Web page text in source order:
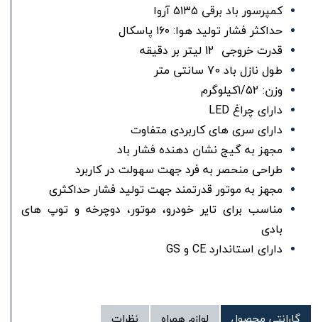
کمپرسور باد برقی ۵۱۳۵ آروا
حداکثر فشار تولید هوا: ۱۶۰ پاسکال
قدرت خروجی 12 لیتر بر دقیقه
طول نازل باد 70 سانتی متر
وزن: 1/52کیلوگرم
دارای چراغ LED
دارای سری های کاربردی متفاوت
مجهز به گیج نشان دهنده فشار باد
طراحی منحصر به فرد جهت سهولت در کاربرد
مجهز به موتور قدرتمند جهت تولید فشار حداکثری
مناسب برای تایر خودرو، موتور، دوچرخه و توپ های
بادی
دارای استاندارد CE و GS